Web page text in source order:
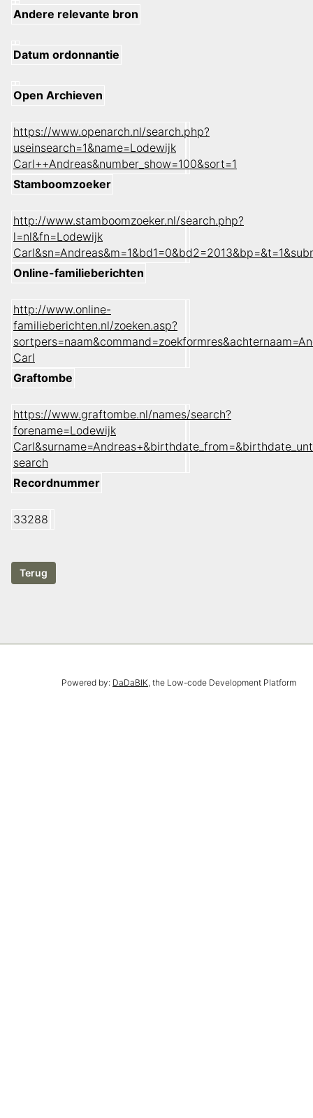
Andere relevante bron
Datum ordonnantie
Open Archieven
https://www.openarch.nl/search.php?
useinsearch=1&name=Lodewijk
Carl++Andreas&number_show=100&sort=1
Stamboomzoeker
http://www.stamboomzoeker.nl/search.php?
l=nl&fn=Lodewijk
Online-familieberichten
http://www.online-
familieberichten.nl/zoeken.asp?
Carl
Graftombe
https://www.graftombe.nl/names/search?
forename=Lodewijk
search
Recordnummer
33288
Powered by: DaDaBIK, the Low-code Development Platform